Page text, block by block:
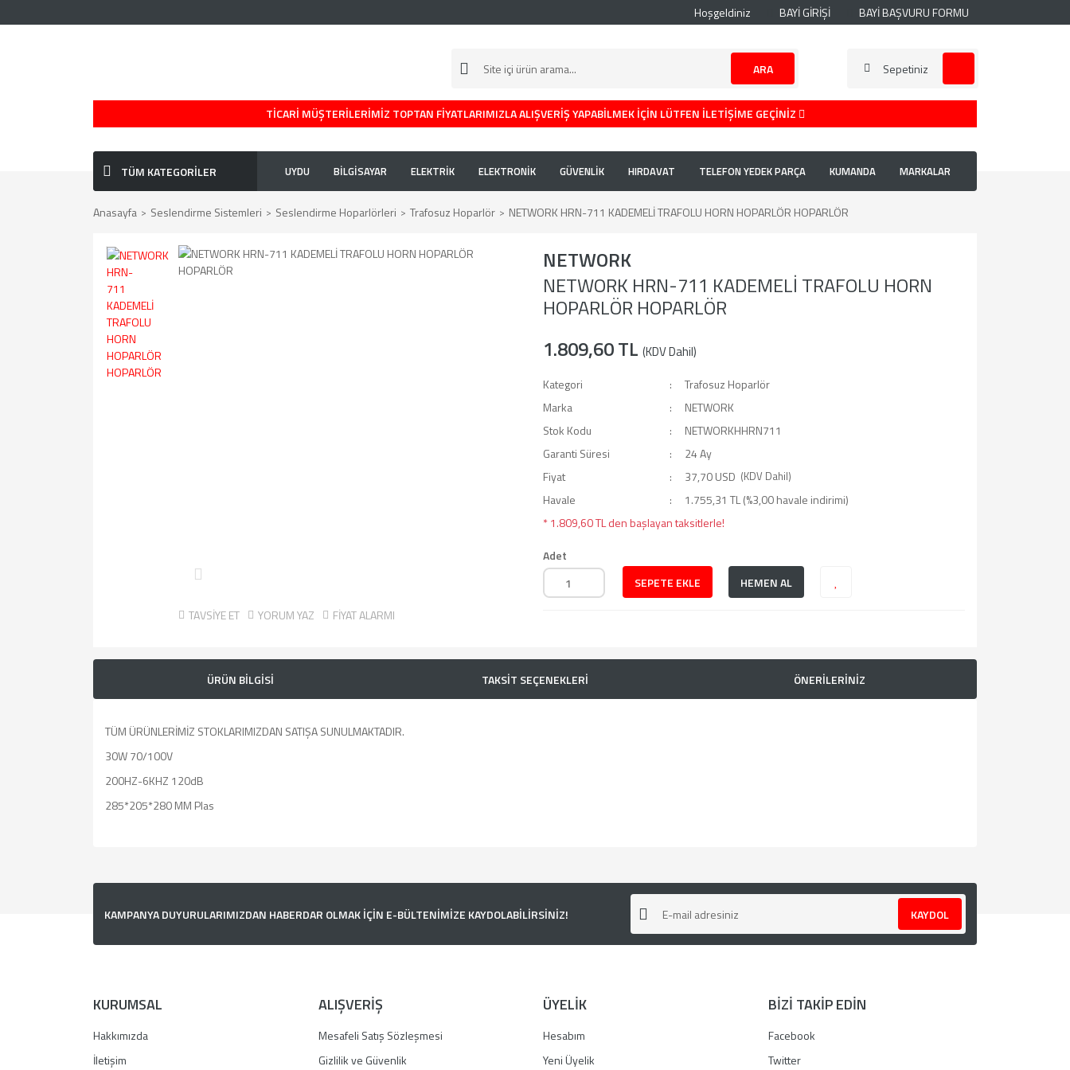
Hoşgeldiniz BAYİ GİRİŞİ BAYİ BAŞVURU FORMU
ARA Sepetiniz
TİCARİ MÜŞTERİLERİMİZ TOPTAN FİYATLARIMIZLA ALIŞVERİŞ YAPABİLMEK İÇİN LÜTFEN İLETİŞİME GEÇİNİZ
TÜM KATEGORİLER UYDU BİLGİSAYAR ELEKTRİK ELEKTRONİK GÜVENLİK HIRDAVAT TELEFON YEDEK PARÇA KUMANDA MARKALAR
Anasayfa Seslendirme Sistemleri Seslendirme Hoparlörleri Trafosuz Hoparlör NETWORK HRN-711 KADEMELİ TRAFOLU HORN HOPARLÖR HOPARLÖR
TAVSİYE ET YORUM YAZ FİYAT ALARMI
NETWORK
NETWORK HRN-711 KADEMELİ TRAFOLU HORN
HOPARLÖR HOPARLÖR
1.809,60 TL (KDV Dahil)
Kategori
Trafosuz Hoparlör
Marka
NETWORK
Stok Kodu
NETWORKHHRN711
Garanti Süresi
24 Ay
Fiyat
37,70 USD (KDV Dahil)
Havale
1.755,31 TL (%3,00 havale indirimi)
* 1.809,60 TL den başlayan taksitlerle!
Adet
SEPETE EKLE
HEMEN AL
ÜRÜN BİLGİSİ TAKSİT SEÇENEKLERİ ÖNERİLERİNİZ
TÜM ÜRÜNLERİMİZ STOKLARIMIZDAN SATIŞA SUNULMAKTADIR.
30W 70/100V
200HZ-6KHZ 120dB
285*205*280 MM Plas
Ürün resmi kalitesiz, bozuk veya görüntülenemiyor.
Bu ürüne benzer farklı alternatifler olmalı.
KAMPANYA DUYURULARIMIZDAN HABERDAR OLMAK İÇİN E-BÜLTENİMİZE KAYDOLABİLİRSİNİZ! KAYDOL
KURUMSAL
Hakkımızda
İletişim
ALIŞVERİŞ
Mesafeli Satış Sözleşmesi
Gizlilik ve Güvenlik
ÜYELİK
Hesabım
Yeni Üyelik
BİZİ TAKİP EDİN
Facebook
Twitter